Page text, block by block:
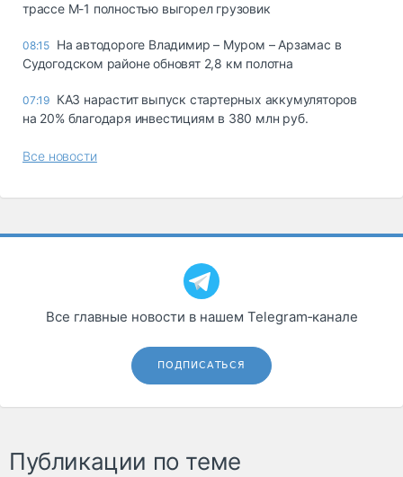
трассе М-1 полностью выгорел грузовик
08:15 На автодороге Владимир – Муром – Арзамас в
Судогодском районе обновят 2,8 км полотна
07:19 КАЗ нарастит выпуск стартерных аккумуляторов
на 20% благодаря инвестициям в 380 млн руб.
Все новости
Все главные новости в нашем Telegram‑канале
ПОДПИСАТЬСЯ
Публикации по теме